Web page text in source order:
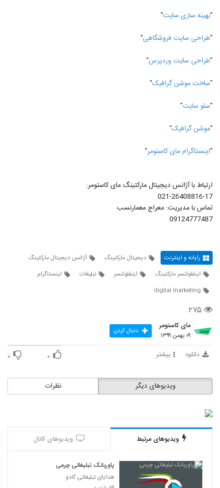
"بهینه سازی سایت"
"طراحی سایت فروشگاهی"
"طراحی سایت وردپرس"
"ساخت موشن گرافیک"
"سئو سایت"
"موشن گرافیک"
"اینستاگرام مای کاستومر"
ارتباط با آژانس دیجیتال مارکتینگ مای کاستومر:
021-26408816-17
تماس با مدیریت: معراج معمارنسب
09124777487
رایانه و اینترنت دیجیتال مارکتینگ
آژانس دیجیتال مارکتینگ
اینفلوئنسر مارکتینگ
اینفلوئنسر تبلیغات
اینستاگرام
digital marketing
۲۷۵
مای کاستومر
۰۹ بهمن ۱۳۹۹ دنبال کردن
دانلود بیشتر ۰ ۰
نظرات ویدیوهای دیگر
ویدیوهای مرتبط ویدیوهای کانال
پاوربانک تبلیغاتی چرمی
هدایای تبلیغاتی کادو